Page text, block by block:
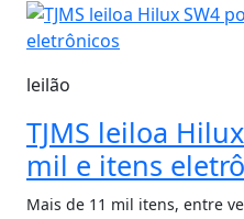
leilão
TJMS leiloa
mil e itens
Mais de 11 mil itens, entre